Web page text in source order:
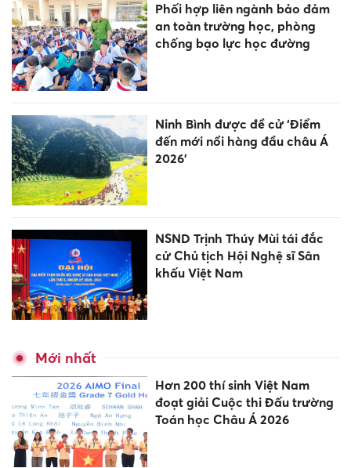
Phối hợp liên ngành bảo đảm
an toàn trường học, phòng
chống bạo lực học đường
Ninh Bình được đề cử ‘Điểm
đến mới nổi hàng đầu châu Á
2026’
NSND Trịnh Thúy Mùi tái đắc
cử Chủ tịch Hội Nghệ sĩ Sân
khấu Việt Nam
Mới nhất
Hơn 200 thí sinh Việt Nam
đoạt giải Cuộc thi Đấu trường
Toán học Châu Á 2026